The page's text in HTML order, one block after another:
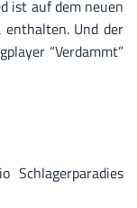
ist auf dem neuen
Und der
“Verdammt”
Schlagerparadies